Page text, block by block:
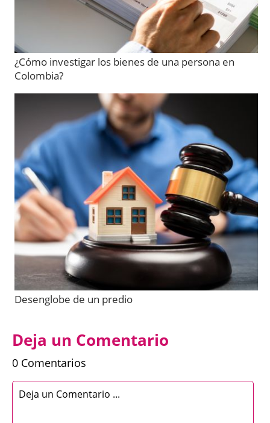
¿Cómo investigar los bienes de una persona en
Colombia?
Desenglobe de un predio
Deja un Comentario
0 Comentarios